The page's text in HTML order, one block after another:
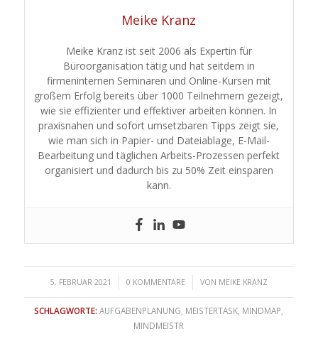
Meike Kranz
Meike Kranz ist seit 2006 als Expertin für
Büroorganisation tätig und hat seitdem in
firmeninternen Seminaren und Online-Kursen mit
großem Erfolg bereits über 1000 Teilnehmern gezeigt,
wie sie effizienter und effektiver arbeiten können. In
praxisnahen und sofort umsetzbaren Tipps zeigt sie,
wie man sich in Papier- und Dateiablage, E-Mail-
Bearbeitung und täglichen Arbeits-Prozessen perfekt
organisiert und dadurch bis zu 50% Zeit einsparen
kann.
5. FEBRUAR 2021
/ 0 KOMMENTARE
/ VON MEIKE KRANZ
SCHLAGWORTE: AUFGABENPLANUNG MEISTERTASK MINDMAP
MINDMEISTR